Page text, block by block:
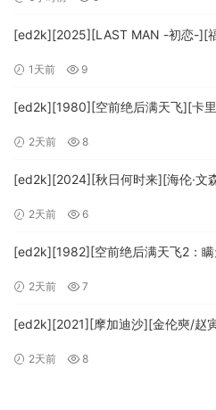
[ed2k][2025][LAST MAN -初恋-][
1天前 9
[ed2k][1980][空前绝后满天飞][卡里
HD.MA5.1.x265.10bit-BeiTai]
2天前 8
[ed2k][2024][秋日何时来][海伦·文
FRDS]
2天前 6
[ed2k][1982][空前绝后满天飞2：瞒
[1080p.BluRay.x264.DTS-WiKi]
2天前 7
[ed2k][2021][摩加迪沙][金伦奭/赵
2天前 8